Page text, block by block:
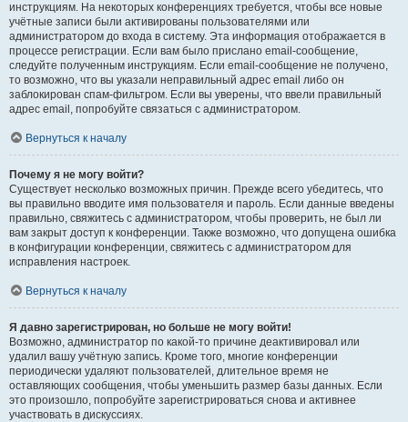
инструкциям. На некоторых конференциях требуется, чтобы все новые
учётные записи были активированы пользователями или
администратором до входа в систему. Эта информация отображается в
процессе регистрации. Если вам было прислано email-сообщение,
следуйте полученным инструкциям. Если email-сообщение не получено,
то возможно, что вы указали неправильный адрес email либо он
заблокирован спам-фильтром. Если вы уверены, что ввели правильный
адрес email, попробуйте связаться с администратором.
Вернуться к началу
Почему я не могу войти?
Существует несколько возможных причин. Прежде всего убедитесь, что
вы правильно вводите имя пользователя и пароль. Если данные введены
правильно, свяжитесь с администратором, чтобы проверить, не был ли
вам закрыт доступ к конференции. Также возможно, что допущена ошибка
в конфигурации конференции, свяжитесь с администратором для
исправления настроек.
Вернуться к началу
Я давно зарегистрирован, но больше не могу войти!
Возможно, администратор по какой-то причине деактивировал или
удалил вашу учётную запись. Кроме того, многие конференции
периодически удаляют пользователей, длительное время не
оставляющих сообщения, чтобы уменьшить размер базы данных. Если
это произошло, попробуйте зарегистрироваться снова и активнее
участвовать в дискуссиях.